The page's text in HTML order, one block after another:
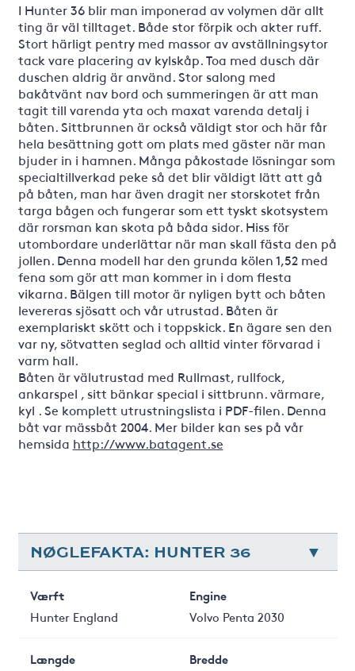
I Hunter 36 blir man imponerad av volymen där allt
ting är väl tilltaget. Både stor förpik och akter ruff.
Stort härligt pentry med massor av avställningsytor
tack vare placering av kylskåp. Toa med dusch där
duschen aldrig är använd. Stor salong med
bakåtvänt nav bord och summeringen är att man
tagit till varenda yta och maxat varenda detalj i
båten. Sittbrunnen är också väldigt stor och här får
hela besättning gott om plats med gäster när man
bjuder in i hamnen. Många påkostade lösningar som
specialtillverkad peke så det blir väldigt lätt att gå
på båten, man har även dragit ner storskotet från
targa bågen och fungerar som ett tyskt skotsystem
där rorsman kan skota på båda sidor. Hiss för
utombordare underlättar när man skall fästa den på
jollen. Denna modell har den grunda kölen 1,52 med
fena som gör att man kommer in i dom flesta
vikarna. Bälgen till motor är nyligen bytt och båten
levereras sjösatt och vår utrustad. Båten är
exemplariskt skött och i toppskick. En ägare sen den
var ny, sötvatten seglad och alltid vinter förvarad i
varm hall.
Båten är välutrustad med Rullmast, rullfock,
ankarspel , sitt bänkar special i sittbrunn. värmare,
kyl . Se komplett utrustningslista i PDF-filen. Denna
båt var mässbåt 2004. Mer bilder kan ses på vår
hemsida http://www.batagent.se
NØGLEFAKTA: HUNTER 36
Værft
Hunter England
Engine
Volvo Penta 2030
Længde
Bredde